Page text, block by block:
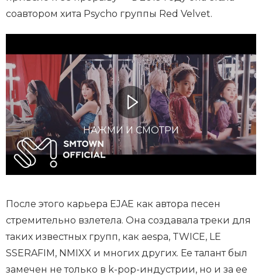
соавтором хита Psycho группы Red Velvet.
НАЖМИ И СМОТРИ
После этого карьера EJAE как автора песен
стремительно взлетела. Она создавала треки для
таких известных групп, как aespa, TWICE, LE
SSERAFIM, NMIXX и многих других. Ее талант был
замечен не только в k-pop-индустрии, но и за ее